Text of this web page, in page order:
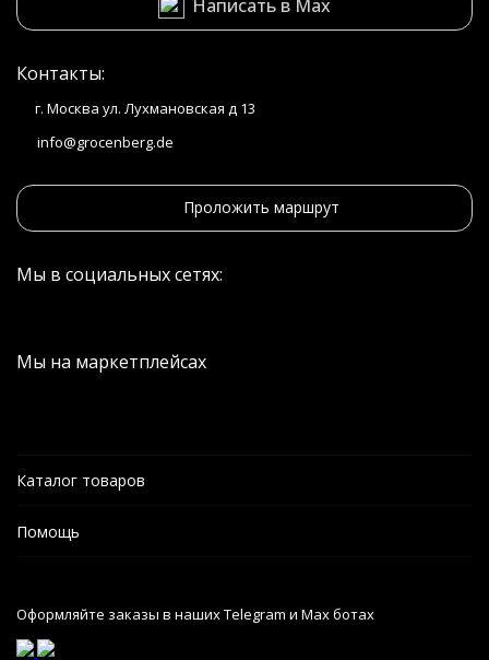
Написать в Max
Контакты:
г. Москва ул. Лухмановская д 13
info@grocenberg.de
Проложить маршрут
Мы в социальных сетях:
Мы на маркетплейсах
Каталог товаров
Помощь
Оформляйте заказы в наших Telegram и Max ботах